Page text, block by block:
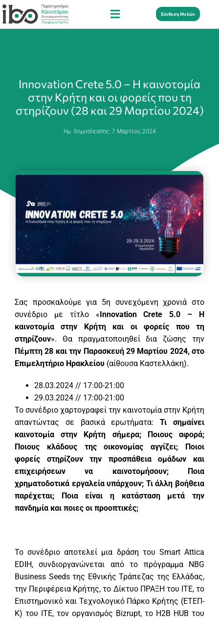
Σύνδεση Μελών
Innovation Crete 5.0 – Η καινοτομία
στην Κρήτη και οι φορείς που τη
στηρίζουν (28 και 29 Μαρτίου 2024)
Ημ. δημοσίευσης: 7 Μαρτίου, 2024
Σας προσκαλούμε για 5η συνεχόμενη χρονιά στο
συνέδριο με τίτλο « Innovation Crete 5.0 – Η
καινοτομία στην Κρήτη και οι φορείς που τη
στηρίζουν». Θα πραγματοποιηθεί δια ζώσης την
Πέμπτη 28 και την Παρασκευή 29 Μαρτίου 2024, στο
Επιμελητήριο Ηρακλείου (αίθουσα Καστελλάκη).
28.03.2024 // 17:00-21:00
29.03.2024 // 17:00-21:00
Το συνέδριο χαρτογραφεί την καινοτομία στην Κρήτη
απαντώντας σε βασικά ερωτήματα:Τι σημαίνει
καινοτομία στην Κρήτη σήμερα; Ποιους αφορά;
Ποιους κλάδους της οικονομίας αγγίζει; Ποιοι
φορείς στηρίζουν την προσπάθεια ομάδων και
επιχειρήσεων να καινοτομήσουν; Ποια
χρηματοδοτικά εργαλεία υπάρχουν; Τι άλλη βοήθεια
παρέχεται; Ποια είναι η κατάσταση μετά την
πανδημία και ποιες οι προοπτικές;
Το συνέδριο αποτελεί μια δράση του Smart Attica
ΕDIH, συνδιοργανώνεται από το πρόγραμμα NBG
Business Seeds της Εθνικής Τράπεζας της Ελλάδας,
την Περιφέρεια Κρήτης, το Δίκτυο ΠΡΑΞΗ του ΙΤΕ, το
Επιστημονικό και Τεχνολογικό Πάρκο Κρήτης (ΕΤΕΠ-
Κ) του ΙΤΕ, τον οργανισμός Bizrupt, το H2B HUB του